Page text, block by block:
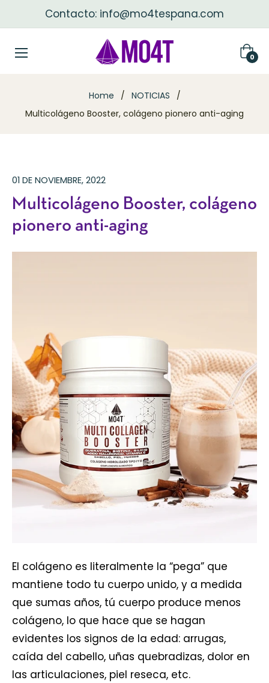
Contacto: info@mo4tespana.com
0
Home / NOTICIAS
/
Multicolágeno Booster, colágeno pionero anti-aging
01 DE NOVIEMBRE, 2022
Multicolágeno Booster, colágeno
pionero anti-aging
El colágeno es literalmente la “pega” que
mantiene todo tu cuerpo unido, y a medida
que sumas años, tú cuerpo produce menos
colágeno, lo que hace que se hagan
evidentes los signos de la edad: arrugas,
caída del cabello, uñas quebradizas, dolor en
las articulaciones, piel reseca, etc.